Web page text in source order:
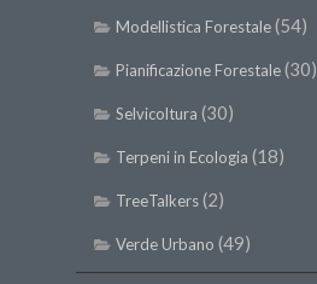
Modellistica Forestale(54)
Pianificazione Forestale(30)
Selvicoltura (30)
Terpeni in Ecologia (18)
TreeTalkers(2)
Verde Urbano (49)